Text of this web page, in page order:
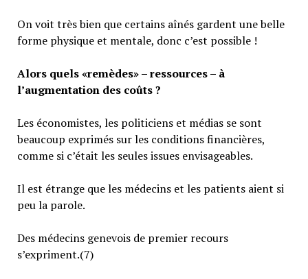
On voit très bien que certains aînés gardent une belle
forme physique et mentale, donc c’est possible !
Alors quels «remèdes» – ressources – à
l’augmentation des coûts ?
Les économistes, les politiciens et médias se sont
beaucoup exprimés sur les conditions financières,
comme si c’était les seules issues envisageables.
Il est étrange que les médecins et les patients aient si
peu la parole.
Des médecins genevois de premier recours
s’expriment.(7)